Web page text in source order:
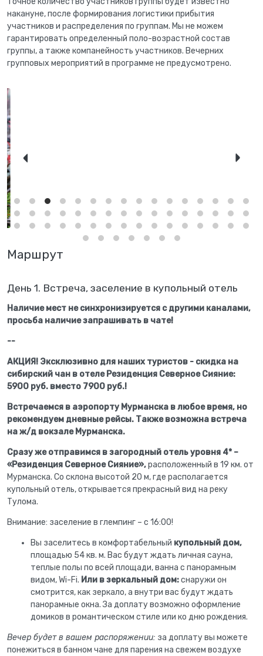
накануне, после формирования логистики прибытия
участников и распределения по группам. Мы не можем
гарантировать определенный поло-возрастной состав
группы, а также компанейность участников. Вечерних
групповых мероприятий в программе не предусмотрено.
Маршрут
День 1. Встреча, заселение в купольный отель
Наличие мест не синхронизируется с другими каналами,
просьба наличие запрашивать в чате!
--
АКЦИЯ! Эксклюзивно для наших туристов - скидка на
сибирский чан в отеле Резиденция Северное Сияние:
5900 руб. вместо 7900 руб.!
Встречаемся в аэропорту Мурманска в любое время, но
рекомендуем дневные рейсы. Также возможна встреча
на ж/д вокзале Мурманска.
Сразу же отправимся в загородный отель уровня 4* –
«Резиденция Северное Сияние»,расположенный в 19 км. от
Мурманска. Со склона высотой 20 м, где располагается
купольный отель, открывается прекрасный вид на реку
Тулома.
Внимание: заселение в глемпинг – с 16:00!
Вы заселитесь в комфортабельный купольный дом,
площадью 54 кв. м. Вас будут ждать личная сауна,
теплые полы по всей площади, ванна с панорамным
видом, Wi-Fi. Или в зеркальный дом:снаружи он
смотрится, как зеркало, а внутри вас будут ждать
панорамные окна. За доплату возможно оформление
домиков в романтическом стиле или ко дню рождения.
Вечер будет в вашем распоряжении: за доплату вы можете
понежиться в банном чане для парения на свежем воздухе